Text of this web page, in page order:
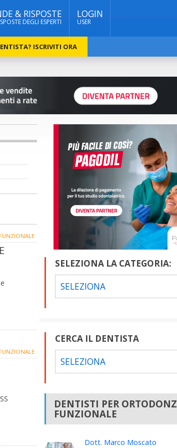
& RISPOSTE
DEGLI ESPERTI
LOGIN
USER
ISCRIVITI ORA
SELEZIONA LA CATEGORIA:
SELEZIONA
CERCA IL DENTISTA
SELEZIONA
DENTISTI PER
FUNZIONALE
Dott. Marco Moscato